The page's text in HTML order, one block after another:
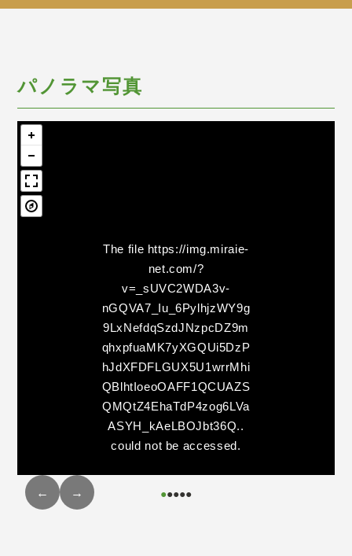
パノラマ写真
The file https://img.miraie-
net.com/?
v=_sUVC2WDA3v-
nGQVA7_Iu_6PylhjzWY9g
9LxNefdqSzdJNzpcDZ9m
qhxpfuaMK7yXGQUi5DzP
hJdXFDFLGUX5U1wrrMhi
QBlhtIoeoOAFF1QCUAZS
QMQtZ4EhaTdP4zog6LVa
ASYH_kAeLBOJbt36Q..
could not be accessed.
← → ●●●●●